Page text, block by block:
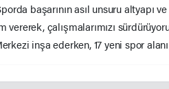
başarının asıl unsuru altyapı
vererek, çalışmalarımızı
inşa ederken, 17 yeni spor